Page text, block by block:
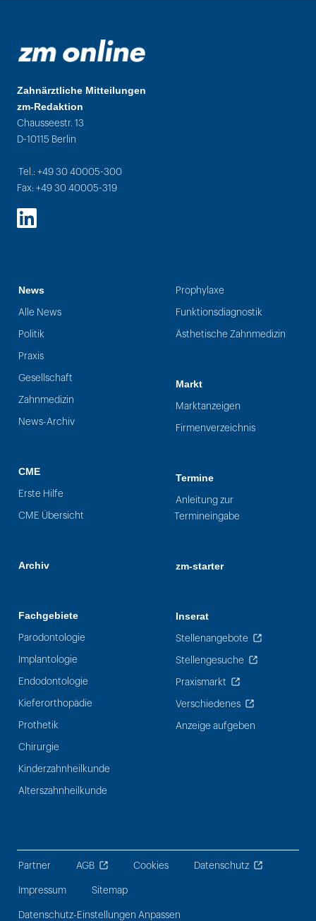
Zahnärztliche Mitteilungen
zm-Redaktion
Chausseestr. 13
D-10115 Berlin
Tel.: +49 30 40005-300
Fax: +49 30 40005-319
LinkedIn
News
Alle News
Politik
Praxis
Gesellschaft
Zahnmedizin
News-Archiv
CME
Erste Hilfe
CME Übersicht
Archiv
Fachgebiete
Parodontologie
Implantologie
Endodontologie
Kieferorthopädie
Prothetik
Chirurgie
Kinderzahnheilkunde
Alterszahnheilkunde
Prophylaxe
Funktionsdiagnostik
Ästhetische Zahnmedizin
Markt
Marktanzeigen
Firmenverzeichnis
Termine
Anleitung zur
Termineingabe
zm-starter
Inserat
Stellenangebote
Stellengesuche
Praxismarkt
Verschiedenes
Anzeige aufgeben
Partner AGB Cookies Datenschutz
Impressum Sitemap
Datenschutz-Einstellungen Anpassen